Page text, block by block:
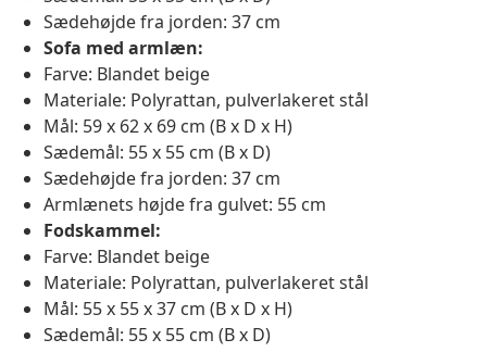
Sædehøjde fra jorden: 37 cm
Sofa med armlæn:
Farve: Blandet beige
Materiale: Polyrattan, pulverlakeret stål
Mål: 59 x 62 x 69 cm (B x D x H)
Sædemål: 55 x 55 cm (B x D)
Sædehøjde fra jorden: 37 cm
Armlænets højde fra gulvet: 55 cm
Fodskammel:
Farve: Blandet beige
Materiale: Polyrattan, pulverlakeret stål
Mål: 55 x 55 x 37 cm (B x D x H)
Sædemål: 55 x 55 cm (B x D)